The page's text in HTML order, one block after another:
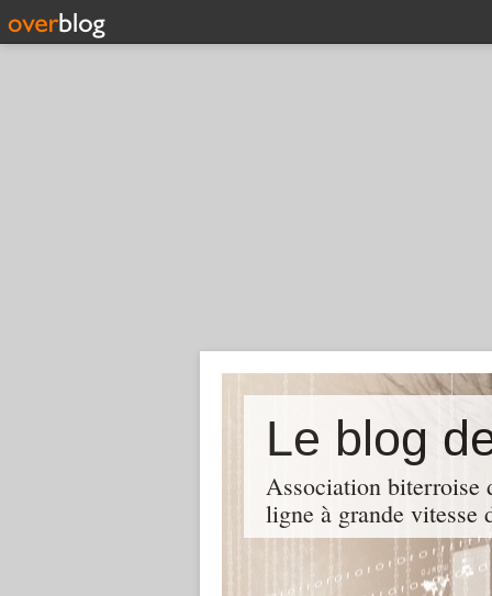
Association biterroise
ligne à grande vitesse